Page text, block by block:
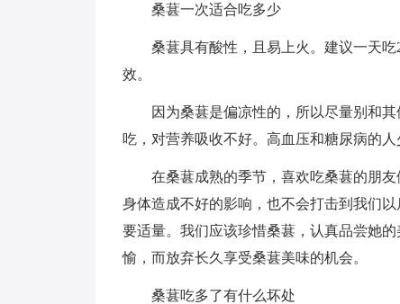
桑葚一次适合吃多少
桑葚具有酸性，且易上火。建议一天
效。
因为桑葚是偏凉性的，所以尽量别和
吃，对营养吸收不好。高血压和糖尿病的人
在桑葚成熟的季节，喜欢吃桑葚的朋
身体造成不好的影响，也不会打击到我们
要适量。我们应该珍惜桑葚，认真品尝她
愉，而放弃长久享受桑葚美味的机会。
桑葚吃多了有什么坏处